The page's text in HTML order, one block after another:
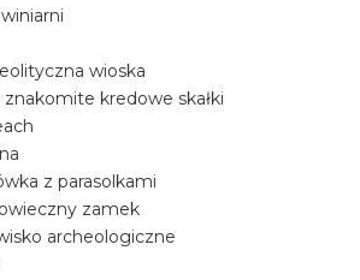
wioska
kredowe skałki
z parasolkami
zamek
archeologiczne